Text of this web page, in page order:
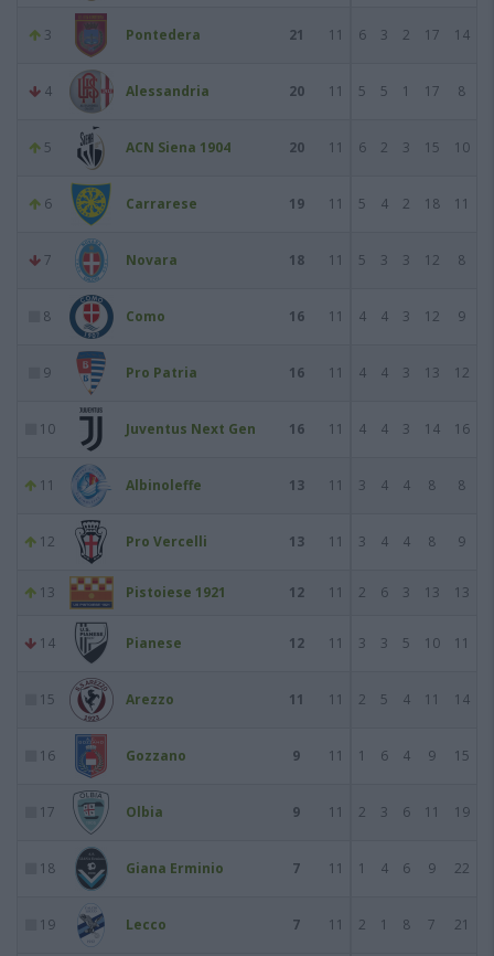
3 Pontedera 21 11 6 3 2 17 14
4 Alessandria 20 11 5 5 1 17 8
5 ACN Siena 1904 20 11 6 2 3 15 10
6 Carrarese 19 11 5 4 2 18 11
7 Novara 18 11 5 3 3 12 8
8 Como 16 11 4 4 3 12 9
9 Pro Patria 16 11 4 4 3 13 12
10 Juventus Next Gen 16 11 4 4 3 14 16
11 Albinoleffe 13 11 3 4 4 8 8
12 Pro Vercelli 13 11 3 4 4 8 9
13 Pistoiese 1921 12 11 2 6 3 13 13
14 Pianese 12 11 3 3 5 10 11
15 Arezzo 11 11 2 5 4 11 14
16 Gozzano 9 11 1 6 4 9 15
17 Olbia 9 11 2 3 6 11 19
18 Giana Erminio 7 11 1 4 6 9 22
19 Lecco 7 11 2 1 8 7 21